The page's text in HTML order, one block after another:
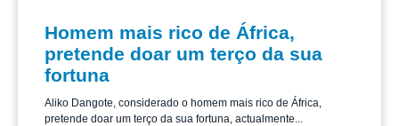
Homem mais rico de África,
pretende doar um terço da sua
fortuna
Aliko Dangote, considerado o homem mais rico de África,
pretende doar um terço da sua fortuna, actualmente...